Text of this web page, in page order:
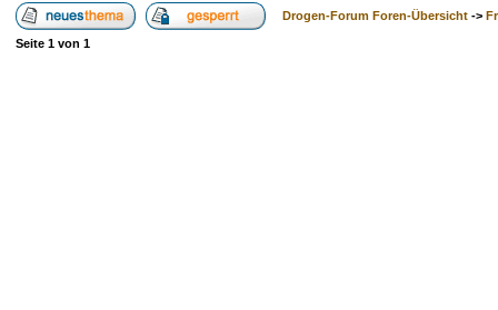
Drogen-Forum Foren-Übersicht ->
Seite 1 von 1